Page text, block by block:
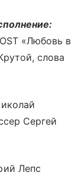
«Любовь в
слова
Сергей
Лепс